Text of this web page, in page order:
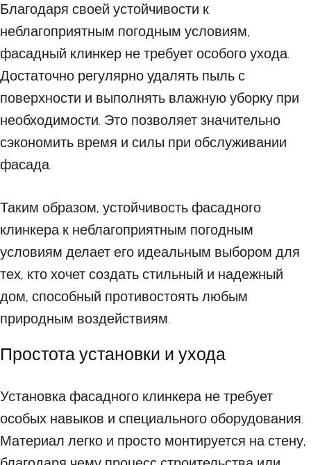
Благодаря своей устойчивости к
неблагоприятным погодным условиям,
фасадный клинкер не требует особого ухода.
Достаточно регулярно удалять пыль с
поверхности и выполнять влажную уборку при
необходимости. Это позволяет значительно
сэкономить время и силы при обслуживании
фасада.
Таким образом, устойчивость фасадного
клинкера к неблагоприятным погодным
условиям делает его идеальным выбором для
тех, кто хочет создать стильный и надежный
дом, способный противостоять любым
природным воздействиям.
Простота установки и ухода
Установка фасадного клинкера не требует
особых навыков и специального оборудования.
Материал легко и просто монтируется на стену,